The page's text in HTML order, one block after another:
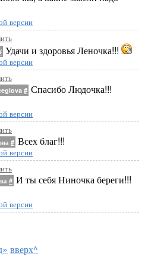
версии
Удачи и здоровья Леночка!!!
версии
# Спасибо Людочка!!!
версии
# Всех благ!!!
версии
# И ты себя Ниночка береги!!!
версии
вверх^